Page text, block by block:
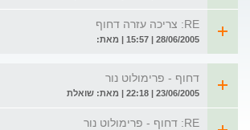
RE: צריכה עזרה דחוף
28/06/2005 | 15:57 | מאת:
דחוף - פרימולוט נור
23/06/2005 | 22:18 | מאת: שואלת
RE: דחוף - פרימולוט נור